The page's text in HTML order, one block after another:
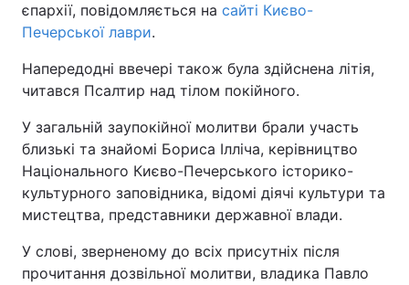
єпархії, повідомляється на сайті Києво-
Печерської лаври.
Напередодні ввечері також була здійснена літія,
читався Псалтир над тілом покійного.
У загальній заупокійної молитви брали участь
близькі та знайомі Бориса Ілліча, керівництво
Національного Києво-Печерського історико-
культурного заповідника, відомі діячі культури та
мистецтва, представники державної влади.
У слові, зверненому до всіх присутніх після
прочитання дозвільної молитви, владика Павло